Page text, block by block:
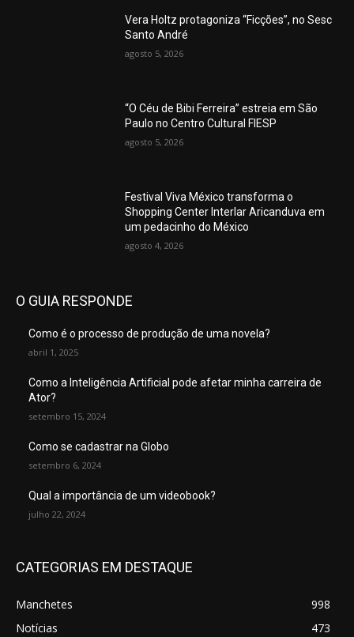
Vera Holtz protagoniza “Ficções”, no Sesc
Santo André
agosto 5, 2026
“O Céu de Bibi Ferreira” estreia em São
Paulo no Centro Cultural FIESP
agosto 5, 2026
Festival Viva México transforma o
Shopping Center Interlar Aricanduva em
um pedacinho do México
agosto 4, 2026
O GUIA RESPONDE
Como é o processo de produção de uma novela?
abril 1, 2025
Como a Inteligência Artificial pode afetar minha carreira de
Ator?
setembro 15, 2024
Como se cadastrar na Globo
setembro 6, 2024
Qual a importância de um videobook?
julho 22, 2024
CATEGORIAS EM DESTAQUE
Manchetes
998
Notícias
473